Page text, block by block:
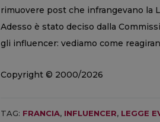
rimuovere post che infrangevano la
Adesso è stato deciso dalla
gli influencer: vediamo come
Copyright © 2000/2026
TAG: FRANCIA, INFLUENCER, LEGGE